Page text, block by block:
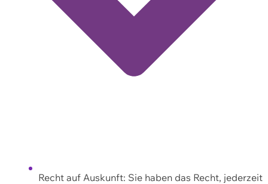
Recht auf Auskunft: Sie haben das Recht, jederzeit